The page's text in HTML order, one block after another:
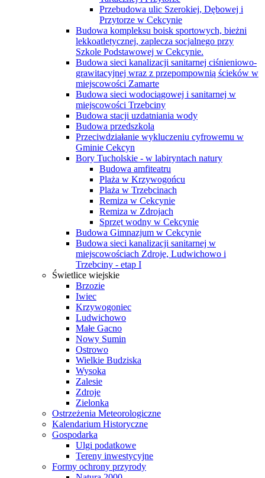
Przebudowa ulic Szerokiej, Dębowej i
Przytorze w Cekcynie
Budowa kompleksu boisk sportowych, bieżni
lekkoatletycznej, zaplecza socjalnego przy
Szkole Podstawowej w Cekcynie.
Budowa sieci kanalizacji sanitarnej ciśnieniowo-
grawitacyjnej wraz z przepompownią ścieków w
miejscowości Zamarte
Budowa sieci wodociągowej i sanitarnej w
miejscowości Trzebciny
Budowa stacji uzdatniania wody
Budowa przedszkola
Przeciwdziałanie wykluczeniu cyfrowemu w
Gminie Cekcyn
Bory Tucholskie - w labiryntach natury
Budowa amfiteatru
Plaża w Krzywogońcu
Plaża w Trzebcinach
Remiza w Cekcynie
Remiza w Zdrojach
Sprzęt wodny w Cekcynie
Budowa Gimnazjum w Cekcynie
Budowa sieci kanalizacji sanitarnej w
miejscowościach Zdroje, Ludwichowo i
Trzebciny - etap I
Świetlice wiejskie
Brzozie
Iwiec
Krzywogoniec
Ludwichowo
Małe Gacno
Nowy Sumin
Ostrowo
Wielkie Budziska
Wysoka
Zalesie
Zdroje
Zielonka
Ostrzeżenia Meteorologiczne
Kalendarium Historyczne
Gospodarka
Ulgi podatkowe
Tereny inwestycyjne
Formy ochrony przyrody